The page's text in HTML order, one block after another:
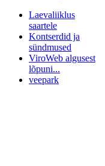
Laevaliiklus
saartele
Kontserdid ja
sündmused
ViroWeb algusest
lõpuni...
veepark